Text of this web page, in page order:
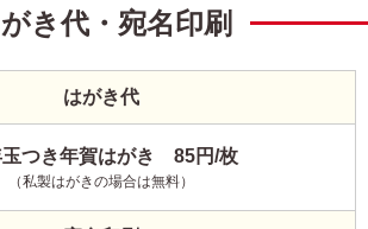
き代・宛名印刷
はがき代
玉つき年賀はがき 85円/枚
（私製はがきの場合は無料）